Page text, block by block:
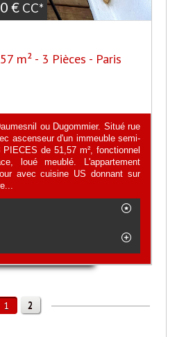
€ CC*
m² - 3 Pièces - Paris
ou Dugommier. Situé rue
ascenseur d'un immeuble semi-
de 51,57 m², fonctionnel
loué meublé. L'appartement
avec cuisine US donnant sur
1 2